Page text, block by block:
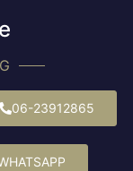
06-23912865